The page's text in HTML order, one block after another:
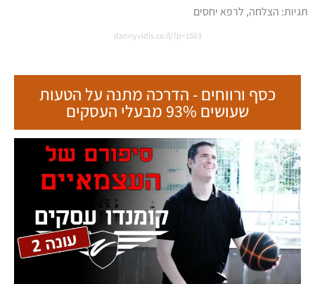
תגיות: הצלחה, לרפא יחסים
dannyvidis.co.il/?p=1503
כסף ורווחים - הדרכה מתנה על הטעות
שעושים 93% מבעלי העסקים